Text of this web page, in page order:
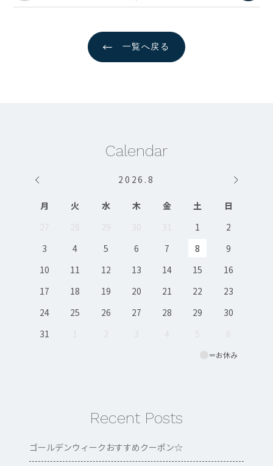
← 一覧へ戻る
Calendar
2026 .8
＝お休み
月 火 水 木 金 土
日
27
28 29 30 31 1
2
3
4 5 6 7 8
9
10
11 12 13 14 15
16
17
18 19 20 21 22
23
24
25 26 27 28 29
30
31
1 2 3 4 5 6
Recent Posts
ゴールデンウィークおすすめクーポン‪☆